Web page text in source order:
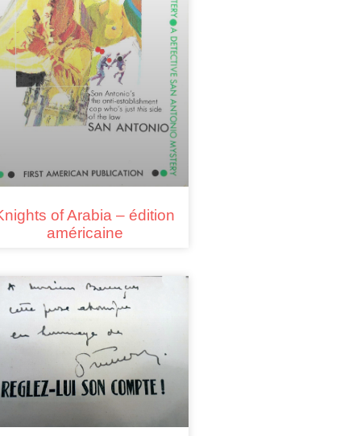
of Arabia – édition
américaine